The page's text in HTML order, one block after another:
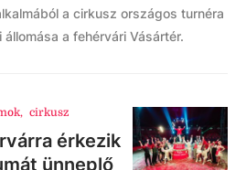
a cirkusz országos turnéra
a fehérvári Vásártér.
, cirkusz
érkezik
ünneplő